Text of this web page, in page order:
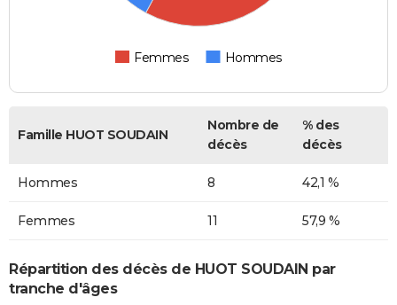
Femmes Hommes
Famille HUOT SOUDAIN
Nombre de
décès
% des
décès
Hommes 8 42,1 %
Femmes 11 57,9 %
Répartition des décès de HUOT SOUDAIN par
tranche d'âges